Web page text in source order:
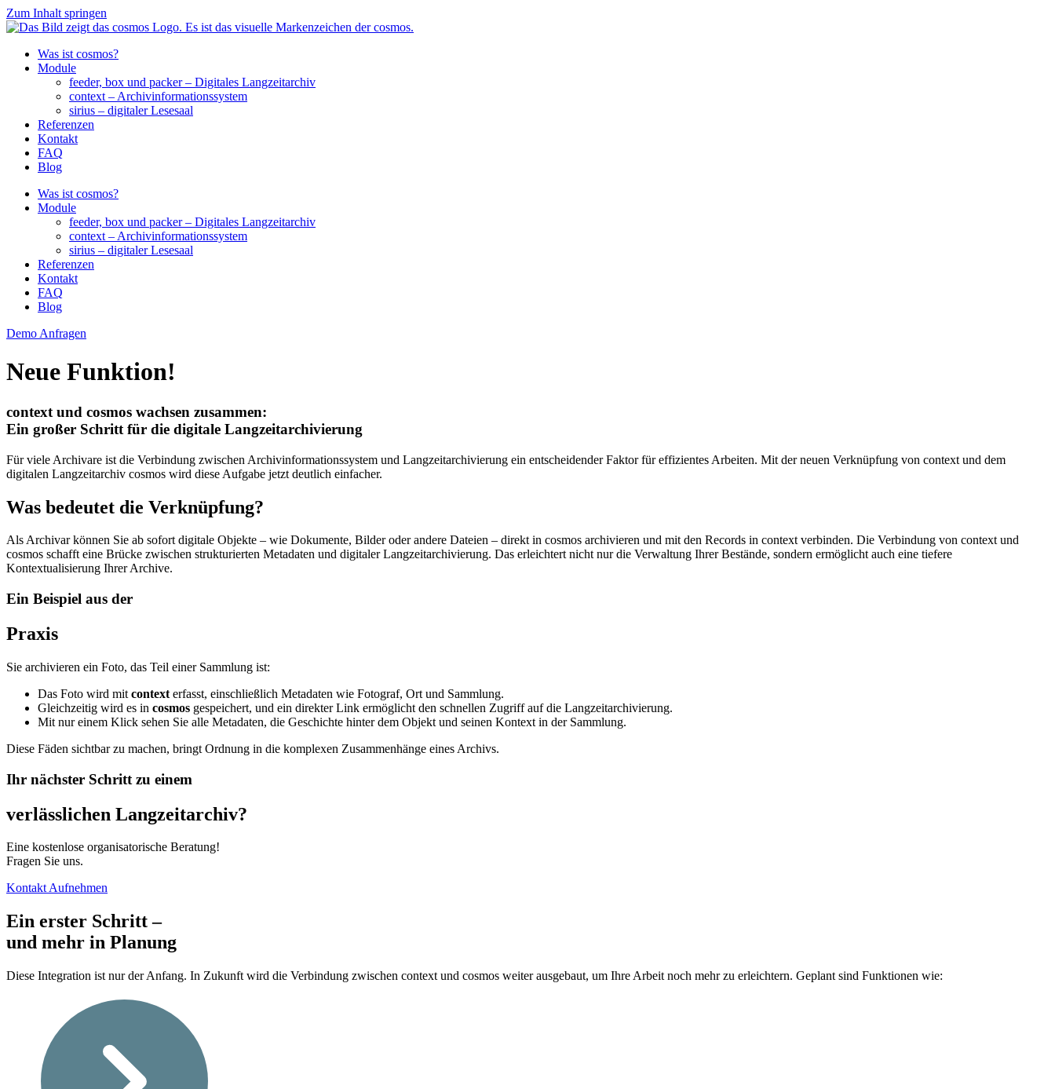
Zum Inhalt springen
Was ist cosmos?
Module
feeder, box und packer – Digitales Langzeitarchiv
context – Archivinformationssystem
sirius – digitaler Lesesaal
Referenzen
Kontakt
FAQ
Blog
Was ist cosmos?
Module
feeder, box und packer – Digitales Langzeitarchiv
context – Archivinformationssystem
sirius – digitaler Lesesaal
Referenzen
Kontakt
FAQ
Blog
Demo Anfragen
Neue Funktion!
context und cosmos wachsen zusammen:
Ein großer Schritt für die digitale Langzeitarchivierung
Für viele Archivare ist die Verbindung zwischen Archivinformationssystem und Langzeitarchivierung ein entscheidender Faktor für effizientes Arbeiten. Mit der neuen Verknüpfung von context und dem
digitalen Langzeitarchiv cosmos wird diese Aufgabe jetzt deutlich einfacher.
Was bedeutet die Verknüpfung?
Als Archivar können Sie ab sofort digitale Objekte – wie Dokumente, Bilder oder andere Dateien – direkt in cosmos archivieren und mit den Records in context verbinden. Die Verbindung von context und
cosmos schafft eine Brücke zwischen strukturierten Metadaten und digitaler Langzeitarchivierung. Das erleichtert nicht nur die Verwaltung Ihrer Bestände, sondern ermöglicht auch eine tiefere
Kontextualisierung Ihrer Archive.
Ein Beispiel aus der
Praxis
Sie archivieren ein Foto, das Teil einer Sammlung ist:
Das Foto wird mit context erfasst, einschließlich Metadaten wie Fotograf, Ort und Sammlung.
Gleichzeitig wird es in cosmos gespeichert, und ein direkter Link ermöglicht den schnellen Zugriff auf die Langzeitarchivierung.
Mit nur einem Klick sehen Sie alle Metadaten, die Geschichte hinter dem Objekt und seinen Kontext in der Sammlung.
Diese Fäden sichtbar zu machen, bringt Ordnung in die komplexen Zusammenhänge eines Archivs.
Ihr nächster Schritt zu einem
verlässlichen Langzeitarchiv?
Eine kostenlose organisatorische Beratung!
Fragen Sie uns.
Kontakt Aufnehmen
Ein erster Schritt –
und mehr in Planung
Diese Integration ist nur der Anfang. In Zukunft wird die Verbindung zwischen context und cosmos weiter ausgebaut, um Ihre Arbeit noch mehr zu erleichtern. Geplant sind Funktionen wie: